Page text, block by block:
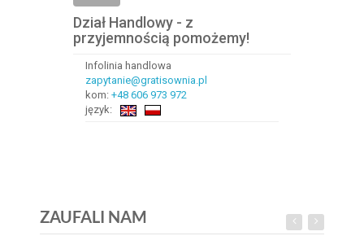
Dział Handlowy - z
przyjemnością pomożemy!
Infolinia handlowa
zapytanie@gratisownia.pl
kom: +48 606 973 972
język:
ZAUFALI NAM